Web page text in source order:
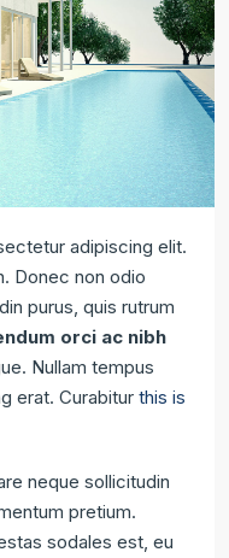
adipiscing elit.
Donec non odio
purus, quis rutrum
orci ac nibh
Nullam tempus
erat. Curabitur this is
neque sollicitudin
pretium.
sodales est, eu